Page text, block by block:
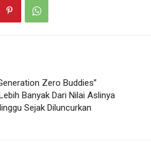
Zero Buddies”
Banyak Dari Nilai Aslinya
Sejak Diluncurkan